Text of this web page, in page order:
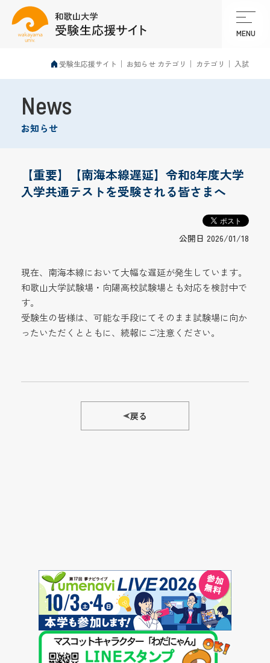
MENU
受験生応援サイト お知らせ カテゴリ カテゴリ 入試
News
お知らせ
【重要】【南海本線遅延】令和8年度大学
入学共通テストを受験される皆さまへ
公開日 2026/01/18
現在、南海本線において大幅な遅延が発生しています。
和歌山大学試験場・向陽高校試験場とも対応を検討中で
す。
受験生の皆様は、可能な手段にてそのまま試験場に向か
ったいただくとともに、続報にご注意ください。
戻る